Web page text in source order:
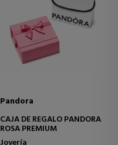
Pandora
CAJA DE REGALO PANDORA
ROSA PREMIUM